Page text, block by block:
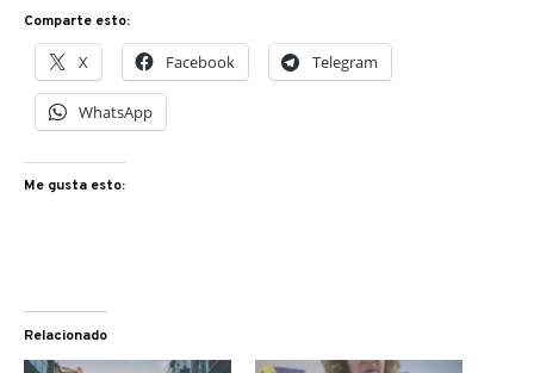
Comparte esto:
X Facebook Telegram
WhatsApp
Me gusta esto:
Relacionado